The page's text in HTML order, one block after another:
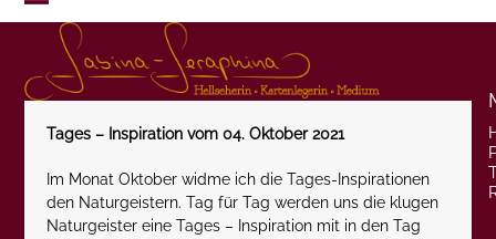
Skip
Open
mobile
menu
Close
mobile
menu
Tages – Inspiration vom 04. Oktober 2021
Im Monat Oktober widme ich die Tages-Inspirationen
den Naturgeistern. Tag für Tag werden uns die klugen
Naturgeister eine Tages – Inspiration mit in den Tag